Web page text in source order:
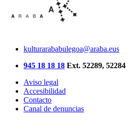
kulturarababulegoa@araba.eus
945 18 18 18 Ext. 52289, 52284
Aviso legal
Accesibilidad
Contacto
Canal de denuncias